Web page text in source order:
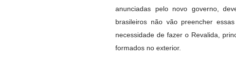
anunciadas pelo novo governo,
brasileiros não vão preencher
necessidade de fazer o Revalida,
formados no exterior.